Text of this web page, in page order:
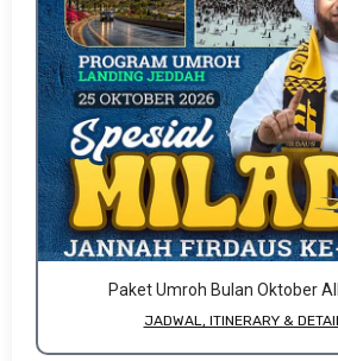
Paket Umroh Bulan Oktober
JADWAL, ITINERARY &